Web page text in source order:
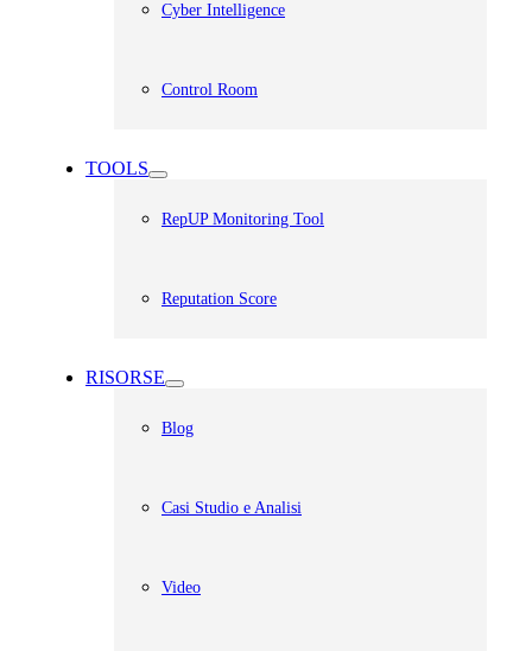
Cyber Intelligence
Control Room
TOOLS
RepUP Monitoring Tool
Reputation Score
RISORSE
Blog
Casi Studio e Analisi
Video